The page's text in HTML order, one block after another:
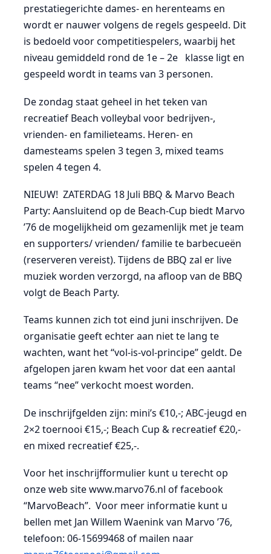
prestatiegerichte dames- en herenteams en
wordt er nauwer volgens de regels gespeeld. Dit
is bedoeld voor competitiespelers, waarbij het
niveau gemiddeld rond de 1e – 2e klasse ligt en
gespeeld wordt in teams van 3 personen.
De zondag staat geheel in het teken van
recreatief Beach volleybal voor bedrijven-,
vrienden- en familieteams. Heren- en
damesteams spelen 3 tegen 3, mixed teams
spelen 4 tegen 4.
NIEUW! ZATERDAG 18 Juli BBQ & Marvo Beach
Party: Aansluitend op de Beach-Cup biedt Marvo
’76 de mogelijkheid om gezamenlijk met je team
en supporters/ vrienden/ familie te barbecueën
(reserveren vereist). Tijdens de BBQ zal er live
muziek worden verzorgd, na afloop van de BBQ
volgt de Beach Party.
Teams kunnen zich tot eind juni inschrijven. De
organisatie geeft echter aan niet te lang te
wachten, want het “vol-is-vol-principe” geldt. De
afgelopen jaren kwam het voor dat een aantal
teams “nee” verkocht moest worden.
De inschrijfgelden zijn: mini’s €10,-; ABC-jeugd en
2×2 toernooi €15,-; Beach Cup & recreatief €20,-
en mixed recreatief €25,-.
Voor het inschrijfformulier kunt u terecht op
onze web site www.marvo76.nl of facebook
“MarvoBeach”. Voor meer informatie kunt u
bellen met Jan Willem Waenink van Marvo ’76,
telefoon: 06-15699468 of mailen naar